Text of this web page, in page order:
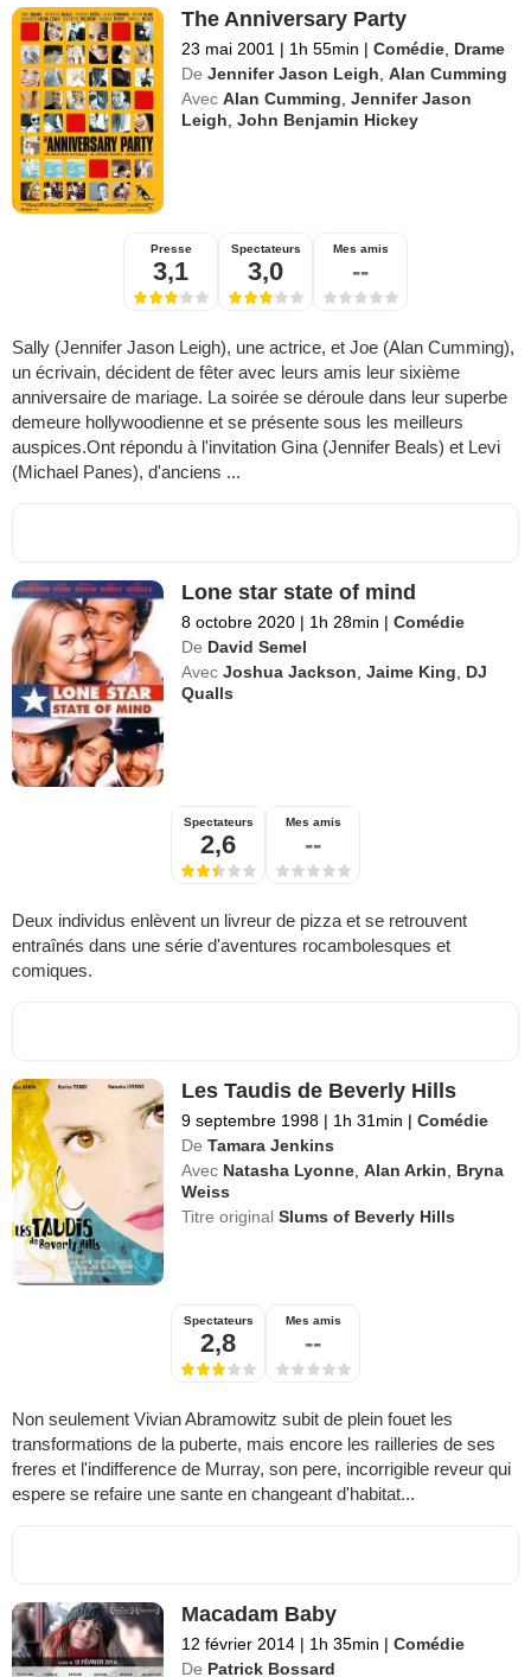
The Anniversary Party
23 mai 2001 | 1h 55min | Comédie Drame
De Jennifer Jason Leigh ,Alan Cumming
Avec Alan Cumming ,Jennifer Jason
Leigh ,John Benjamin Hickey
Presse
3,1
Spectateurs
3,0
Mes amis
--
Sally (Jennifer Jason Leigh), une actrice, et Joe (Alan Cumming),
un écrivain, décident de fêter avec leurs amis leur sixième
anniversaire de mariage. La soirée se déroule dans leur superbe
demeure hollywoodienne et se présente sous les meilleurs
auspices.Ont répondu à l'invitation Gina (Jennifer Beals) et Levi
(Michael Panes), d'anciens ...
Lone star state of mind
8 octobre 2020 | 1h 28min | Comédie
De David Semel
Avec Joshua Jackson ,Jaime King
DJ
Qualls
Spectateurs
2,6
Mes amis
--
Deux individus enlèvent un livreur de pizza et se retrouvent
entraînés dans une série d'aventures rocambolesques et
comiques.
Les Taudis de Beverly Hills
9 septembre 1998 | 1h 31min | Comédie
De Tamara Jenkins
Avec Natasha Lyonne ,Alan Arkin
Bryna
Weiss
Titre originalSlums of Beverly Hills
Spectateurs
2,8
Mes amis
--
Non seulement Vivian Abramowitz subit de plein fouet les
transformations de la puberte, mais encore les railleries de ses
freres et l'indifference de Murray, son pere, incorrigible reveur qui
espere se refaire une sante en changeant d'habitat...
Macadam Baby
12 février 2014 | 1h 35min | Comédie
De Patrick Bossard